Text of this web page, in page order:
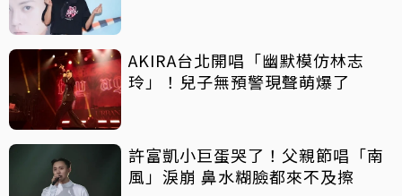
AKIRA台北開唱「幽默模仿林志
玲」！兒子無預警現聲萌爆了
許富凱小巨蛋哭了！父親節唱「南
風」淚崩 鼻水糊臉都來不及擦